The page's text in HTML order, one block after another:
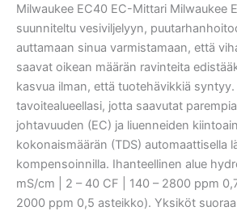
Milwaukee EC40 EC-Mittari Milwaukee
suunniteltu vesiviljelyyn,
auttamaan sinua varmistamaan, että
saavat oikean määrän ravinteita
kasvua ilman, että tuotehävikkiä syntyy.
tavoitealueellasi, jotta saavutat
johtavuuden (EC) ja liuenneiden
kokonaismäärän (TDS) automaattisella
kompensoinnilla. Ihanteellinen alue
mS/cm | 2 – 40 CF | 140 – 2800 ppm
2000 ppm 0,5 asteikko). Yksiköt